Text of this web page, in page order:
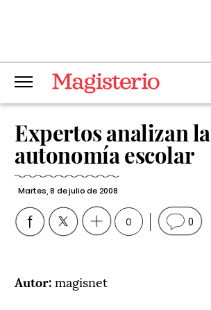
Expertos analizan la
autonomía escolar
Martes, 8 de julio de 2008
0 0
Autor:magisnet